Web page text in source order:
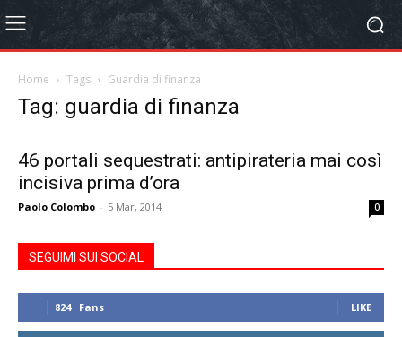
Home Tags Guardia di finanza
Tag: guardia di finanza
46 portali sequestrati: antipirateria mai così
incisiva prima d’ora
Paolo Colombo - 5 Mar, 2014 0
SEGUIMI SUI SOCIAL
824 Fans LIKE